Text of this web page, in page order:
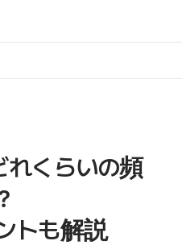
れくらいの頻
トも解説